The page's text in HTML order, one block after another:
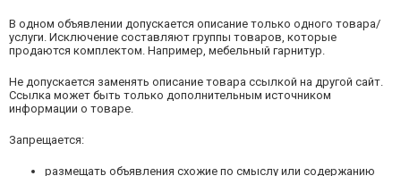
В одном объявлении допускается описание только одного товара/
услуги. Исключение составляют группы товаров, которые
продаются комплектом. Например, мебельный гарнитур.
Не допускается заменять описание товара ссылкой на другой сайт.
Ссылка может быть только дополнительным источником
информации о товаре.
Запрещается:
размещать объявления схожие по смыслу или содержанию